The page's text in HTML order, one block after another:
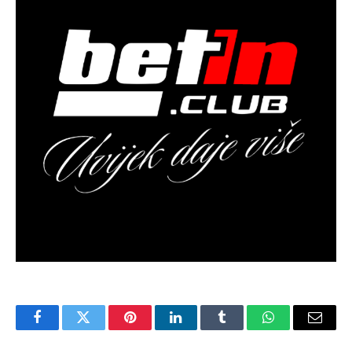
FacebookTwitter PinterestLinkedInTumblr WhatsAppEmail